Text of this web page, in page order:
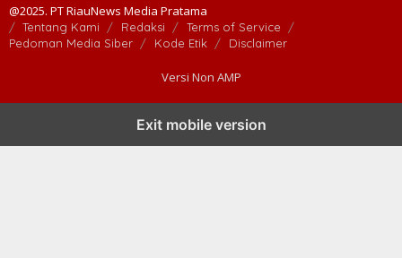
@2025. PT RiauNews Media Pratama
Tentang Kami Redaksi
Terms of Service
Pedoman Media Siber
Kode Etik Disclaimer
Versi Non AMP
Exit mobile version